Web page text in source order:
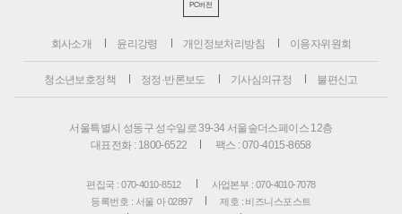
PC버전
회사소개 윤리강령 개인정보처리방침 이용자위원회
청소년보호정책 정정·반론보도 기사심의규정 불편신고
서울특별시 성동구 성수일로 39-34 서울숲더스페이스 12층
대표전화 : 1800-6522
팩스 : 070-4015-8658
편집국 : 070-4010-8512
사업본부 : 070-4010-7078
등록번호 : 서울 아 02897
제호 : 비즈니스포스트